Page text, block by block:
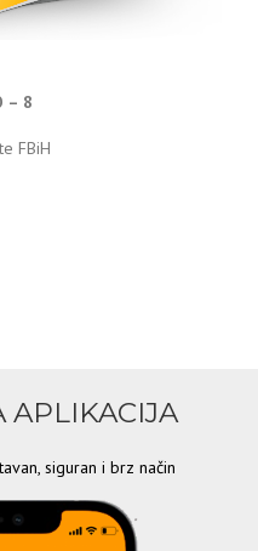
– 8
FBiH
APLIKACIJA
siguran i brz način